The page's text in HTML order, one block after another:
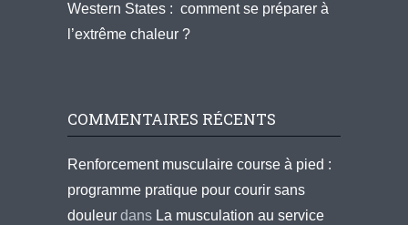
Western States : comment se préparer à
l’extrême chaleur ?
COMMENTAIRES RÉCENTS
Renforcement musculaire course à pied :
programme pratique pour courir sans
douleur dans La musculation au service